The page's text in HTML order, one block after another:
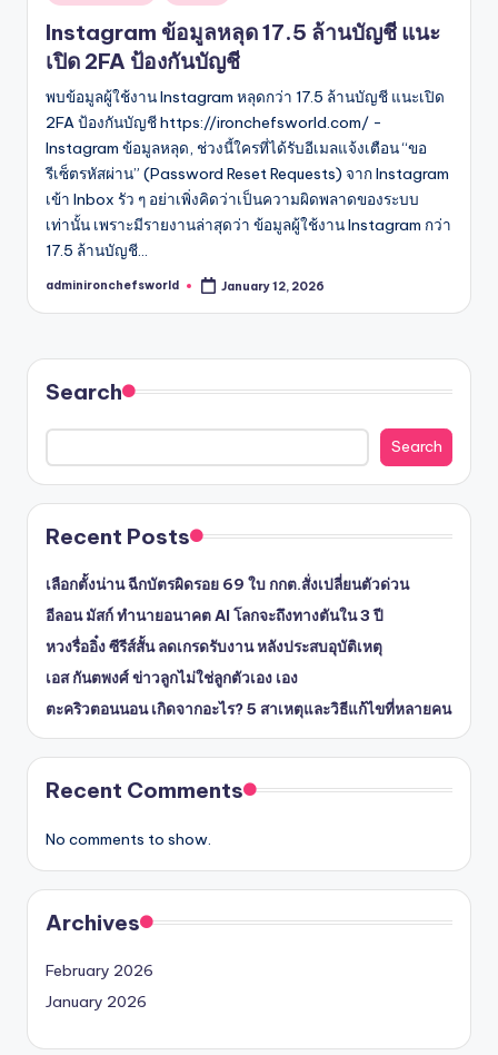
in
Instagram ข้อมูลหลุด 17.5 ล้านบัญชี แนะ
เปิด 2FA ป้องกันบัญชี
พบข้อมูลผู้ใช้งาน Instagram หลุดกว่า 17.5 ล้านบัญชี แนะเปิด
2FA ป้องกันบัญชี https://ironchefsworld.com/ -
Instagram ข้อมูลหลุด, ช่วงนี้ใครที่ได้รับอีเมลแจ้งเตือน “ขอ
รีเซ็ตรหัสผ่าน” (Password Reset Requests) จาก Instagram
เข้า Inbox รัว ๆ อย่าเพิ่งคิดว่าเป็นความผิดพลาดของระบบ
เท่านั้น เพราะมีรายงานล่าสุดว่า ข้อมูลผู้ใช้งาน Instagram กว่า
17.5 ล้านบัญชี…
Posted
adminironchefsworld January 12, 2026
Search
Search
Recent Posts
เลือกตั้งน่าน ฉีกบัตรผิดรอย 69 ใบ กกต.สั่งเปลี่ยนตัวด่วน
อีลอน มัสก์ ทำนายอนาคต AI โลกจะถึงทางตันใน 3 ปี
หวงรื่ออิ๋ง ซีรีส์สั้น ลดเกรดรับงาน หลังประสบอุบัติเหตุ
เอส กันตพงศ์ ข่าวลูกไม่ใช่ลูกตัวเอง เอง
ตะคริวตอนนอน เกิดจากอะไร? 5 สาเหตุและวิธีแก้ไขที่หลายคน
Recent Comments
No comments to show.
Archives
February 2026
January 2026